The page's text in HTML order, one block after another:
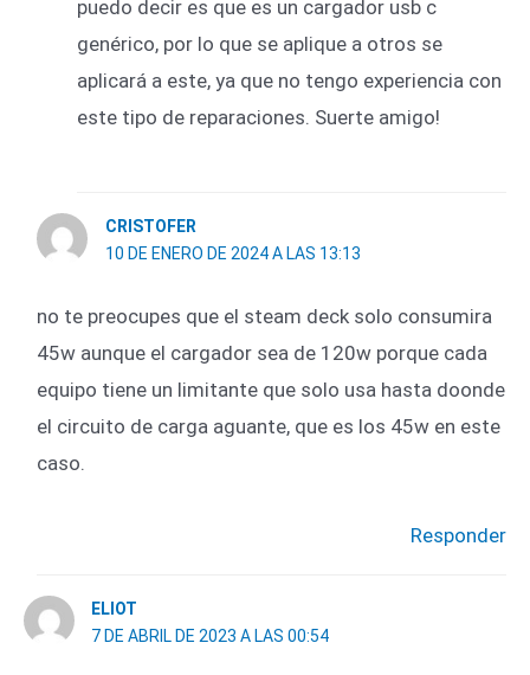
puedo decir es que es un cargador usb c
genérico, por lo que se aplique a otros se
aplicará a este, ya que no tengo experiencia con
este tipo de reparaciones. Suerte amigo!
CRISTOFER
10 DE ENERO DE 2024 A LAS 13:13
no te preocupes que el steam deck solo consumira
45w aunque el cargador sea de 120w porque cada
equipo tiene un limitante que solo usa hasta doonde
el circuito de carga aguante, que es los 45w en este
caso.
Responder
ELIOT
7 DE ABRIL DE 2023 A LAS 00:54